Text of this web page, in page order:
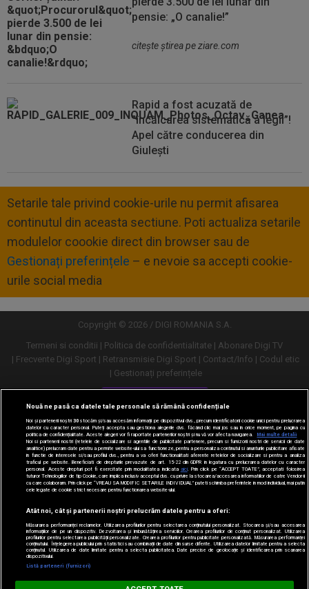
Digi Sport
pensie: „O canalie!”
citeşte ştirea pe ziare.com
Rapid a fost acuzată de
”încălcarea sistematică a legii”!
Apel către conducerea din
Giulești
Setarile tale privind cookie-urile nu permit afisarea
continutul din aceasta sectiune. Poti actualiza setarile
modulelor coookie direct din browser sau de
Gestionați preferințele – e nevoie sa accepti cookie-
urile social media
Copyright © 2026 / DIGI ROMANIA S.A.
Termeni si conditii
Politica de confidentialitate
Abonare Digi TV
Frecvente Digi Sport
Retransmisie Digi Sport Contact/Info
Codul etic
Gestionați preferințele
Versiune desktop
Nouă ne pasă ca datele tale personale să rămână confidențiale
Noi și partenerii noștri30stocăm și/sau accesăm informații pe dispozitivul dvs., precum identificatorii cookie unici pentru prelucrarea
datelor cu caracter personal. Puteți accepta sau gestiona alegerile dvs. făcând clic mai jos sau în orice moment, pe pagina cu
politica de confidențialitate. Aceste alegeri vor fi raportate partenerilor noștri și nu vă vor afecta navigarea.
Mai multe detalii
Noi si partenerii nostri (retelele de socializare si agentiile de publicitate partenere, precum si furnizorii nostri de servicii de date
analitice) prelucram date pentru a permite website-ului sa functioneze, pentru a personaliza continutul si anunturile publicitare afisate
in functie de interesele si/sau profilul dvs., pentru a va oferi functionalitati aferente retelelor de socializare si pentru a analiza
traficul pe website. Beneficiati de drepturile prevazute de art. 15-22 din GDPR in legatura cu prelucrarea datelor cu caracter
personal. Aceste drepturi pot fi exercitate prin modalitatea indicata aici. Prin click pe “ACCEPT TOATE”, acceptati folosirea
tuturor Tehnologiilor de tip Cookie, care implica inclusiv acceptul dvs. cu privire la stocarea/accesarea informatiilor de catre Vendor-ii
cu care colaboram. Prin click pe “VREAU SA MODIFIC SETARILE INDIVIDUAL” puteti schimba preferintele in mod individual, mai putin
cele legate de cookie strict necesare pentru functionarea website-ului.
Atât noi, cât și partenerii noștri prelucrăm datele pentru a oferi:
Măsurarea performanței reclamelor. Utilizarea profilurilor pentru selectarea conținutului personalizat. Stocarea și/sau accesarea
informațiilor de pe un dispozitiv. Dezvoltarea și îmbunătățirea serviciilor. Crearea profilurilor de conținut personalizat. Utilizarea
profilurilor pentru selectarea publicității personalizate. Crearea profilurilor pentru publicitate personalizată. Măsurarea performanței
conținutului. Înțelegerea publicului prin statistici sau combinații de date din surse diferite. Utilizarea datelor limitate pentru a selecta
conținutul. Utilizarea de date limitate pentru a selecta publicitatea. Date precise de geolocație și identificarea prin scanarea
dispozitivului.
Listă parteneri (furnizori)